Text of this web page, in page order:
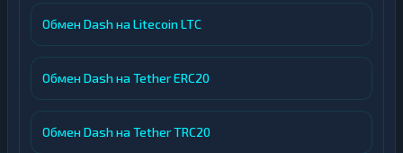
Обмен Dash на Litecoin LTC
Обмен Dash на Tether ERC20
Обмен Dash на Tether TRC20